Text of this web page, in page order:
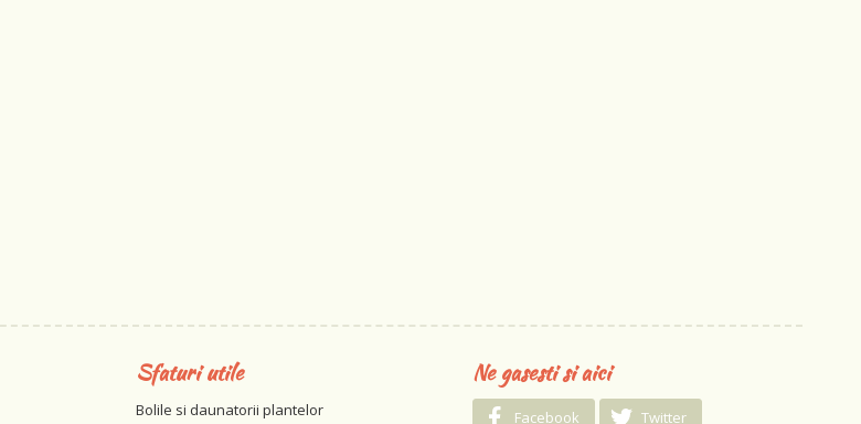
Sfaturi utile
Bolile si daunatorii plantelor
Ne gasesti si aici
Facebook Twitter